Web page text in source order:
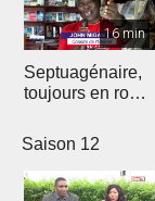
16 min
Septuagénaire,
toujours en route
Saison 12